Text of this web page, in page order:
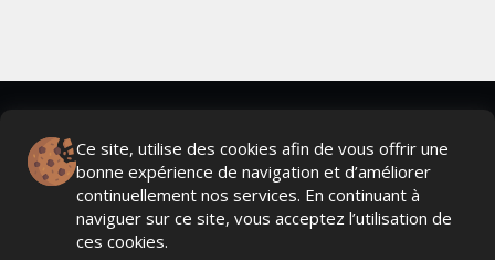
Ce site, utilise des cookies afin de vous offrir une
bonne expérience de navigation et d’améliorer
continuellement nos services. En continuant à
naviguer sur ce site, vous acceptez l’utilisation de
ces cookies.